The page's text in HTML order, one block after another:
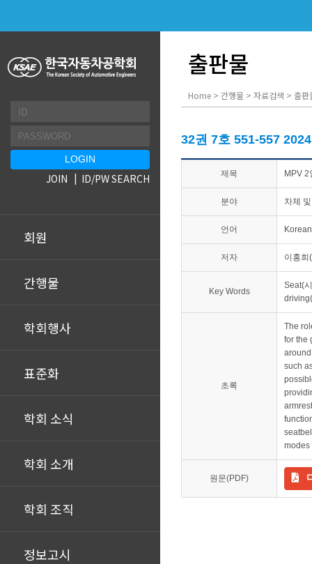
회원
간행물
학회행사
표준화
학회 소식
학회 소개
학회 조직
정보고시
JOIN ID/PW SEARCH
출판물
Home > 간행물 > 자료검색 > 출판
32권 7호 551-557
제목 MPV
분야 차체
언어 Korean
저자 이홍희
Key Words
Seat(
초록
The
for the
such
modes
원문(PDF)